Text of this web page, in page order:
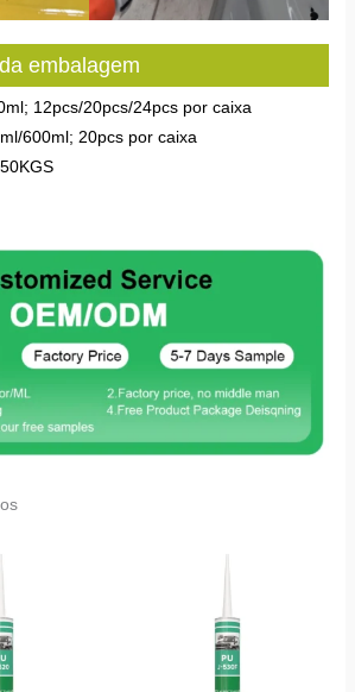
embalagem
12pcs/20pcs/24pcs por caixa
600ml; 20pcs por caixa